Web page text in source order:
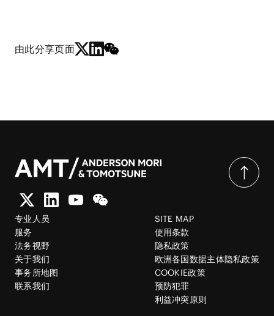
由此分享页面
专业人员
服务
法务视野
关于我们
事务所地图
联系我们
SITE MAP
使用条款
隐私政策
欧洲各国数据主体隐私政策
COOKIE政策
预防犯罪
利益冲突原则